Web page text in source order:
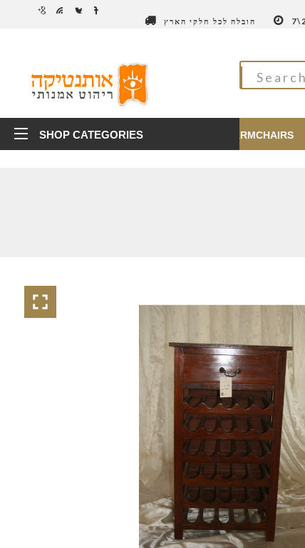
הובלה לכל חלקי הארץ
TABLES ARMCHAIRS
SHOP CATEGORIES
